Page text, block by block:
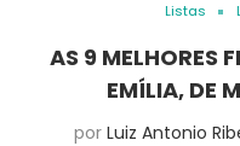
Listas
AS 9 MELHORES
EMÍLIA, DE
por Luiz Antonio